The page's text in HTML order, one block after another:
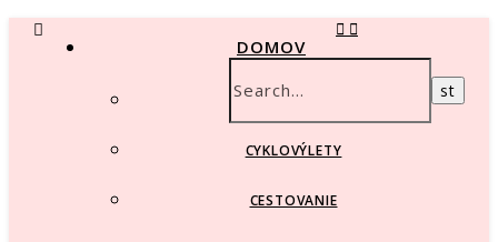
DOMOV
BEŽKOVANIE
CYKLOVÝLETY
CESTOVANIE